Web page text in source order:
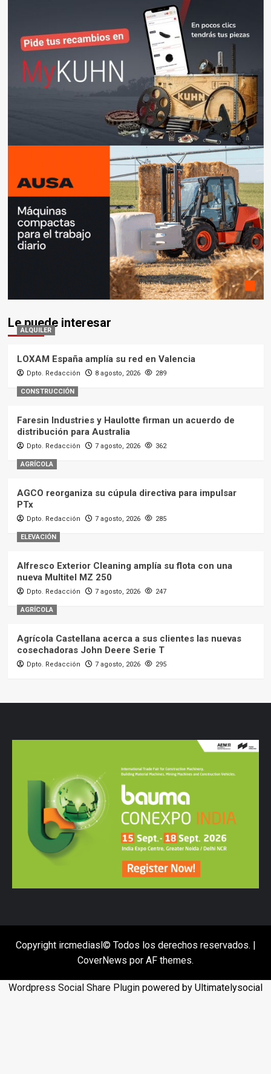
Le puede interesar
ALQUILER
LOXAM España amplía su red en Valencia
Dpto. Redacción 8 agosto, 2026 289
CONSTRUCCIÓN
Faresin Industries y Haulotte firman un acuerdo de
distribución para Australia
Dpto. Redacción 7 agosto, 2026 362
AGRÍCOLA
AGCO reorganiza su cúpula directiva para impulsar
PTx
Dpto. Redacción 7 agosto, 2026 285
ELEVACIÓN
Alfresco Exterior Cleaning amplía su flota con una
nueva Multitel MZ 250
Dpto. Redacción 7 agosto, 2026 247
AGRÍCOLA
Agrícola Castellana acerca a sus clientes las nuevas
cosechadoras John Deere Serie T
Dpto. Redacción 7 agosto, 2026 295
Copyright ircmediasl© Todos los derechos reservados. |
CoverNews por AF themes.
Wordpress Social Share Plugin powered by Ultimatelysocial